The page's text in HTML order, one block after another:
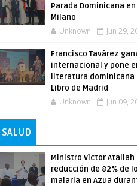
Parada Dominicana
Milano
Unknown Jun 29,
Francisco Tavárez
internacional y pone
literatura dominicana
Libro de Madrid
Unknown Jun 09,
SALUD
Ministro Víctor Atallah
reducción de 82% de
malaria en Azua